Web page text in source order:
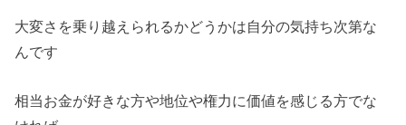
大変さを乗り越えられるかどうかは自分の気持ち次第な
んです
相当お金が好きな方や地位や権力に価値を感じる方でな